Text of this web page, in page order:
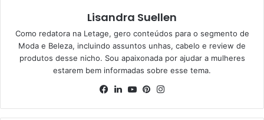
Lisandra Suellen
Como redatora na Letage, gero conteúdos para o segmento de
Moda e Beleza, incluindo assuntos unhas, cabelo e review de
produtos desse nicho. Sou apaixonada por ajudar a mulheres
estarem bem informadas sobre esse tema.
Facebook
Linkedin
YouTubePinterest